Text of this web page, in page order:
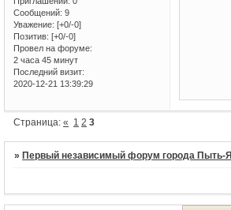
Сообщений: 9
Уважение: [+0/-0]
Позитив: [+0/-0]
Провел на форуме:
2 часа 45 минут
Последний визит:
2020-12-21 13:39:29
Страница:« 1 2 3
» Первый независимый форум города Пыть-